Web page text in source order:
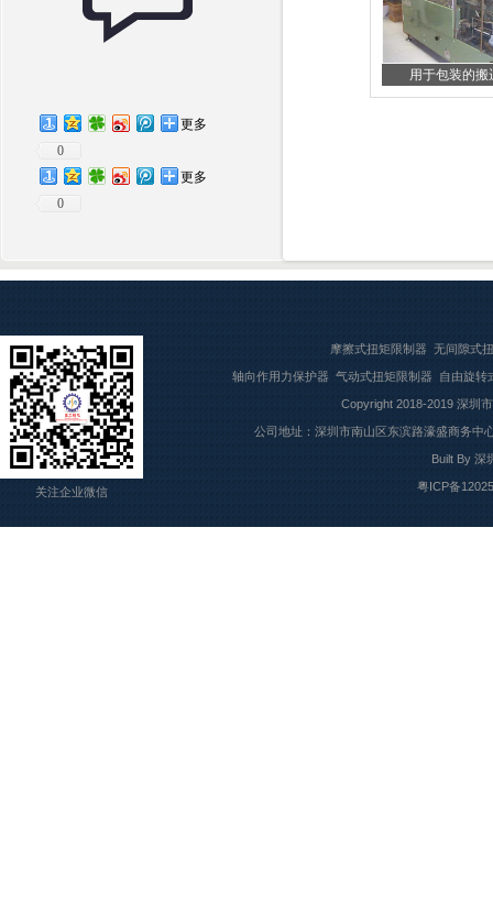
更多
0
更多
0
用于包装的搬
关注企业微信
摩擦式扭矩限制器 无间隙式
轴向作用力保护器 气动式扭矩限制器 自由旋转
Copyright 2018-2019 深圳
公司地址：深圳市南山区东滨路濠盛商务中
Built By 深
粤ICP备